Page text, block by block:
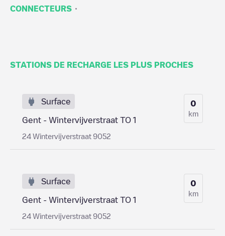
CONNECTEURS ·
STATIONS DE RECHARGE LES PLUS PROCHES
Surface
Gent - Wintervijverstraat TO 1
24 Wintervijverstraat 9052
0
km
Surface
Gent - Wintervijverstraat TO 1
24 Wintervijverstraat 9052
0
km